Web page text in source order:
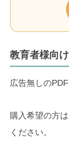
教育者様向
広告無しのPDF
購入希望の方
ください。